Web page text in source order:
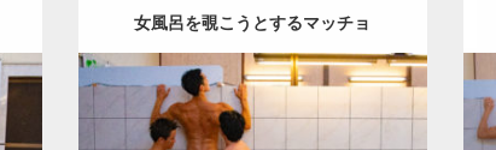
女風呂を覗こうとするマッチョ
Update:2023.02.11
Category:筋肉銭湯2